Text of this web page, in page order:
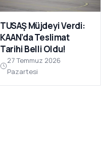
TUSAŞ Müjdeyi Verdi:
KAAN’da Teslimat
Tarihi Belli Oldu!
27 Temmuz 2026
Pazartesi